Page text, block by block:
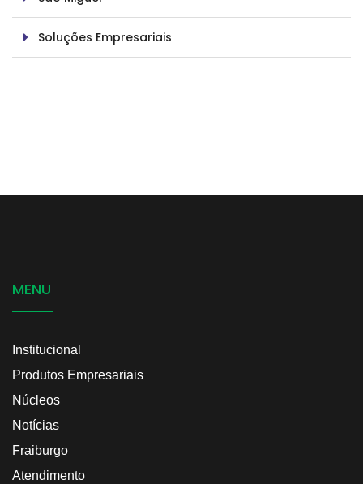
Soluções Empresariais
MENU
Institucional
Produtos Empresariais
Núcleos
Notícias
Fraiburgo
Atendimento